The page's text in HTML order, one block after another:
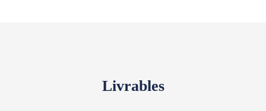
Livrables